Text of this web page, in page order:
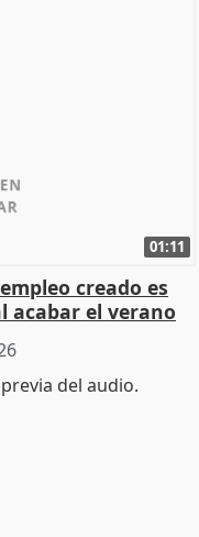
01:11
creado es
acabar el verano